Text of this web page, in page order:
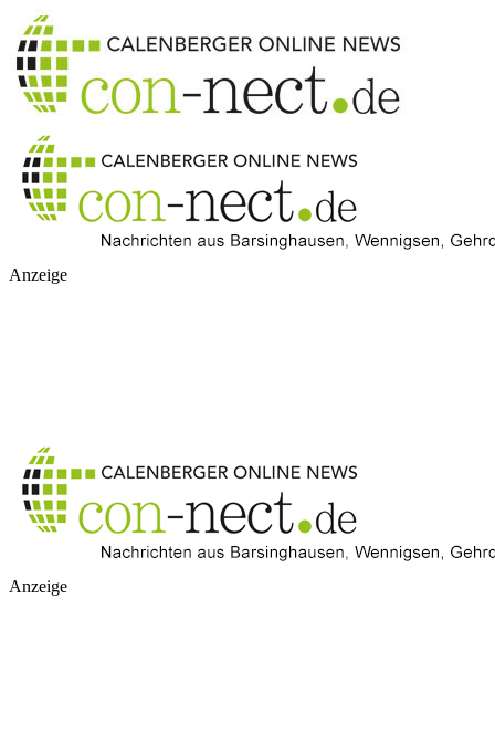
Anzeige
Anzeige